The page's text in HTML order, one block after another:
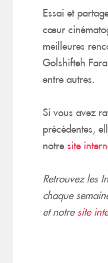
Essai et
cœur
meilleures
Golshifteh
entre autres.
Si vous avez
précédentes,
notresite
Retrouvez les
chaque
et notresite